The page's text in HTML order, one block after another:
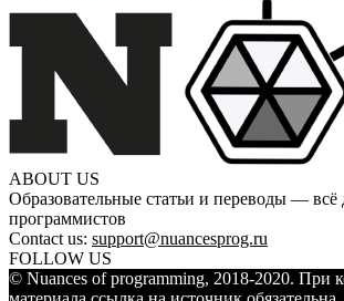
ABOUT US
Образовательные статьи и переводы — всё
программистов
Contact us: support@nuancesprog.ru
FOLLOW US
© Nuances of programming, 2018-2020. При